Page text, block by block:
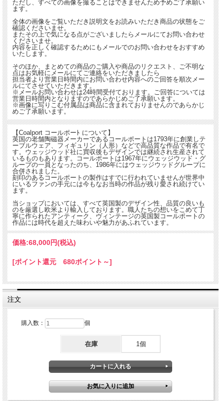
英国製コールポートアンティークの飾り皿はグリーンを基調にし中央には楽しそう
に集う3羽の鳥、周囲には青、紫、黄色、オレンジ色の多色使いの小花が描かれ流
れるような金彩が緻密に施された豪華でエレガントな雰囲気の飾りプレート。1枚
ただし、すべての画像を撮ることはできませんため予めご了承願い
ます。
全体の画像をご覧いただき説明文をお読みいただき商品の状態をご
確認くださいませ。
またその上で気になる点がございましたらメールにてお問い合わせ
くださいませ。
内容を正しく確認するためにもメールでのお問い合わせをおすすめ
いたします。
そのほか、まとめての商品のご購入や商品のリクエスト、ご不明な
点はお気軽にメールにてご連絡をいただきましたら
担当者より営業日時間内にお問い合わせ内容へのご回答を順次メー
ルにてさせていただきます。
※メールお問い合わせは24時間受付ております。ご回答については
営業日時間内となりますのであらかじめご了承願います。
※画像に写りこむ付属品は商品に含まれておりませんのであらかじ
めご了承願います。
【Coalport コールポーﾄ について】
英国の老舗陶磁器メーカーであるコールポートは1793年に創業しテ
ーブルウェア、フィギュリン（人形）などで高品質な作品で有名で
す。ウェッジウッド社に買収後もデザインでは継続され生産されて
いるものもあります。コールポートは1967年にウェッジウッド・グ
ループの一員となったのち、1986年にはウェッジウッドグループに
合併されました。
刻印のあるコールポートの製作はすでに行われていませんが世界中
にいるファンの手元には今もなお当時の作品が残り愛され続けてい
ます。
当ショップにおいては、すべて英国製のデザイン性、品質の良いも
のを厳選し欧米より輸入しております。職人たちの想いをこめて丁
寧に作られたアンティーク、ヴィンテージの英国製コールポートの
作品には時代を超えた味わいや魅力があふれています。
価格:68,000円(税込)
[ポイント還元 680ポイント～]
注文
購入数： 個
在庫 1個